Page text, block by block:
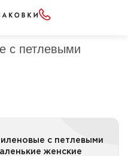
с петлевыми
с петлевыми
женские
с петлевыми ручками
маленькие женские